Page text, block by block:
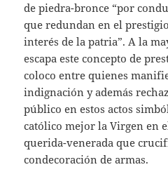
de piedra-bronce “por
que redundan en el
interés de la patria”. A la
escapa este concepto de
coloco entre quienes
indignación y además
público en estos actos
católico mejor la Virgen en
querida-venerada que
condecoración de armas.